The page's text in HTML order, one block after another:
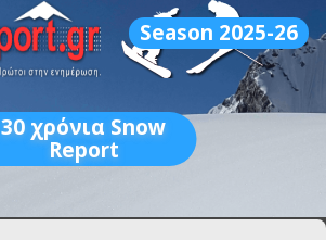
Season 2025-26
30 χρόνια Snow
Report